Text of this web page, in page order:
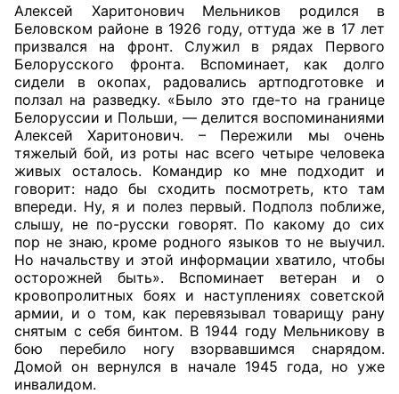
Алексей Харитонович Мельников родился в
Беловском районе в 1926 году, оттуда же в 17 лет
призвался на фронт. Служил в рядах Первого
Белорусского фронта. Вспоминает, как долго
сидели в окопах, радовались артподготовке и
ползал на разведку. «Было это где-то на границе
Белоруссии и Польши, — делится воспоминаниями
Алексей Харитонович. – Пережили мы очень
тяжелый бой, из роты нас всего четыре человека
живых осталось. Командир ко мне подходит и
говорит: надо бы сходить посмотреть, кто там
впереди. Ну, я и полез первый. Подполз поближе,
слышу, не по-русски говорят. По какому до сих
пор не знаю, кроме родного языков то не выучил.
Но начальству и этой информации хватило, чтобы
осторожней быть». Вспоминает ветеран и о
кровопролитных боях и наступлениях советской
армии, и о том, как перевязывал товарищу рану
снятым с себя бинтом. В 1944 году Мельникову в
бою перебило ногу взорвавшимся снарядом.
Домой он вернулся в начале 1945 года, но уже
инвалидом.